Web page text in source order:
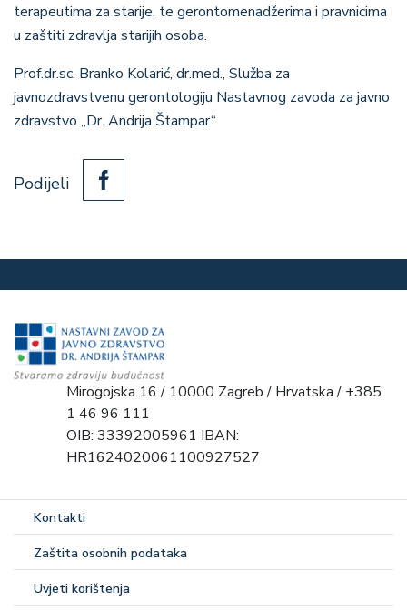
terapeutima za starije, te gerontomenadžerima i pravnicima
u zaštiti zdravlja starijih osoba.
Prof.dr.sc. Branko Kolarić, dr.med., Služba za
javnozdravstvenu gerontologiju Nastavnog zavoda za javno
zdravstvo „Dr. Andrija Štampar“
Podijeli
Mirogojska 16 / 10000 Zagreb / Hrvatska / +385
1 46 96 111
OIB: 33392005961 IBAN:
HR1624020061100927527
Kontakti
Zaštita osobnih podataka
Uvjeti korištenja